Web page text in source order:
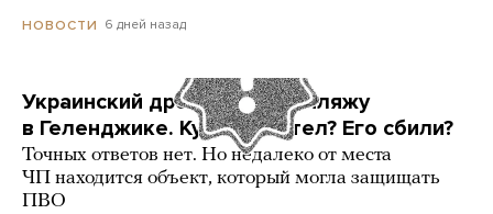
НОВОСТИ 6 дней назад
Украинский дрон попал по пляжу
в Геленджике. Куда он летел? Его сбили?
Точных ответов нет. Но недалеко от места
ЧП находится объект, который могла защищать
ПВО